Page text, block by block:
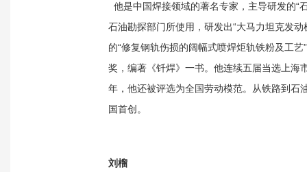
他是中国焊接领域的著名专家，主导研发的“
石油勘探部门所使用，研发出“大马力坦克发
的“修复钢轨伤损的阔幅式喷焊炬轨铁粉及工
奖，编著《钎焊》一书。他连续五届当选上海
年，他还被评选为全国劳动模范。从铁路到石
国首创。
刘榴